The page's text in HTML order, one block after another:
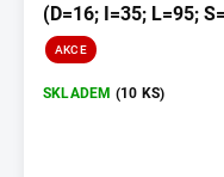
(D=16; I=35; L=95;
AKCE
SKLADEM (10 KS)